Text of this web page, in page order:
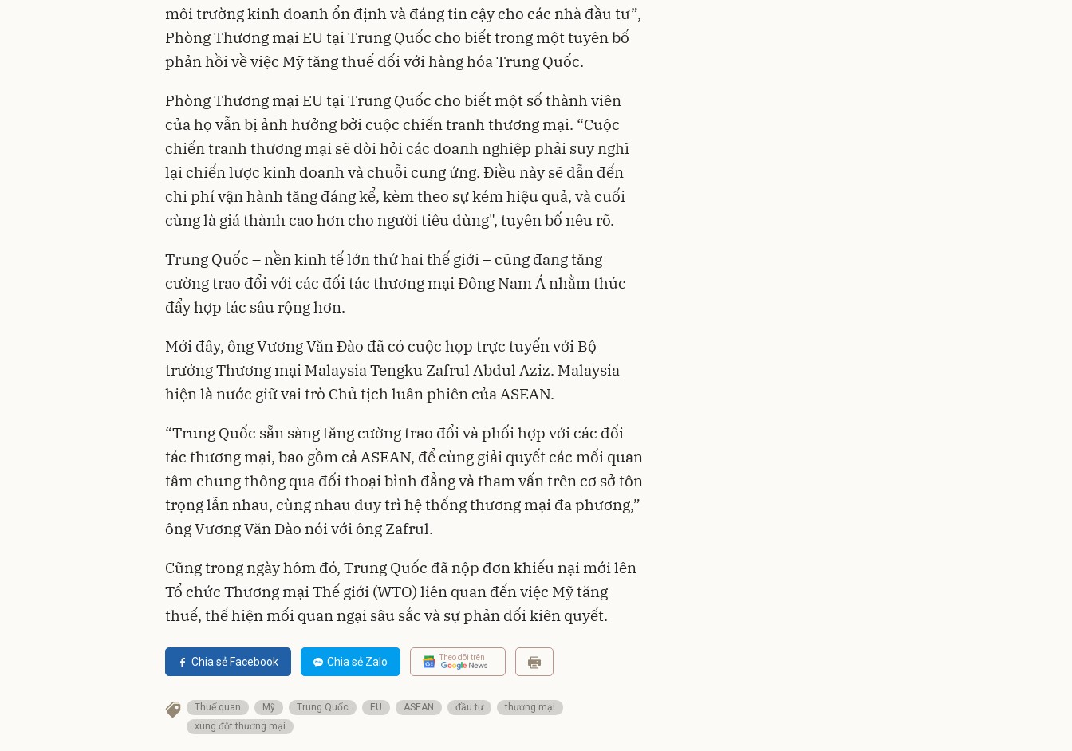
môi trường kinh doanh ổn định và đáng tin cậy cho các nhà đầu tư”,
Phòng Thương mại EU tại Trung Quốc cho biết trong một tuyên bố
phản hồi về việc Mỹ tăng thuế đối với hàng hóa Trung Quốc.
Phòng Thương mại EU tại Trung Quốc cho biết một số thành viên
của họ vẫn bị ảnh hưởng bởi cuộc chiến tranh thương mại. “Cuộc
chiến tranh thương mại sẽ đòi hỏi các doanh nghiệp phải suy nghĩ
lại chiến lược kinh doanh và chuỗi cung ứng. Điều này sẽ dẫn đến
chi phí vận hành tăng đáng kể, kèm theo sự kém hiệu quả, và cuối
cùng là giá thành cao hơn cho người tiêu dùng", tuyên bố nêu rõ.
Trung Quốc – nền kinh tế lớn thứ hai thế giới – cũng đang tăng
cường trao đổi với các đối tác thương mại Đông Nam Á nhằm thúc
đẩy hợp tác sâu rộng hơn.
Mới đây, ông Vương Văn Đào đã có cuộc họp trực tuyến với Bộ
trưởng Thương mại Malaysia Tengku Zafrul Abdul Aziz. Malaysia
hiện là nước giữ vai trò Chủ tịch luân phiên của ASEAN.
“Trung Quốc sẵn sàng tăng cường trao đổi và phối hợp với các đối
tác thương mại, bao gồm cả ASEAN, để cùng giải quyết các mối quan
tâm chung thông qua đối thoại bình đẳng và tham vấn trên cơ sở tôn
trọng lẫn nhau, cùng nhau duy trì hệ thống thương mại đa phương,”
ông Vương Văn Đào nói với ông Zafrul.
Cũng trong ngày hôm đó, Trung Quốc đã nộp đơn khiếu nại mới lên
Tổ chức Thương mại Thế giới (WTO) liên quan đến việc Mỹ tăng
thuế, thể hiện mối quan ngại sâu sắc và sự phản đối kiên quyết.
Chia sẻ Facebook Chia sẻ Zalo Theo dõi trên
Thuế quan Mỹ Trung Quốc EU ASEAN đầu tư
thương mại
xung đột thương mại